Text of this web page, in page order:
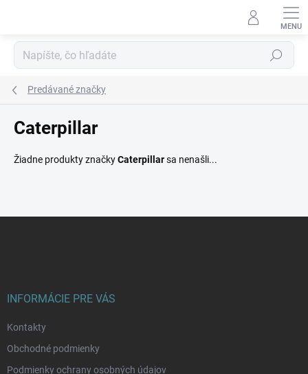
Hľadať
Predávané značky
Caterpillar
Žiadne produkty značkyCaterpillarsa nenašli...
INFORMÁCIE PRE VÁS
Kontakty
Obchodné podmienky
Podmienky ochrany osobných údajov